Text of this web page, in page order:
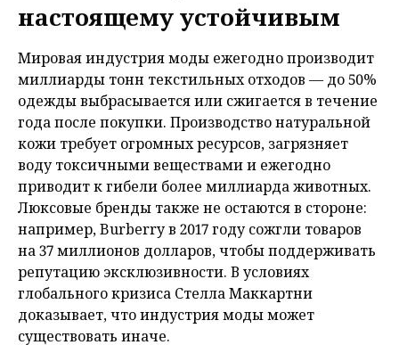
настоящему устойчивым
Мировая индустрия моды ежегодно производит
миллиарды тонн текстильных отходов — до 50%
одежды выбрасывается или сжигается в течение
года после покупки. Производство натуральной
кожи требует огромных ресурсов, загрязняет
воду токсичными веществами и ежегодно
приводит к гибели более миллиарда животных.
Люксовые бренды также не остаются в стороне:
например, Burberry в 2017 году сожгли товаров
на 37 миллионов долларов, чтобы поддерживать
репутацию эксклюзивности. В условиях
глобального кризиса Стелла Маккартни
доказывает, что индустрия моды может
существовать иначе.